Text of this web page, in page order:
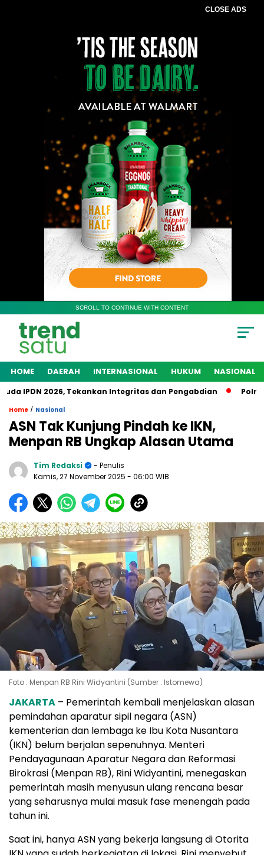
CLOSE ADS
SCROLL TO CONTINUE WITH CONTENT
HOME DAERAH INTERNASIONAL HUKUM NASIONAL
IPDN 2026, Tekankan Integritas dan Pengabdian Polres
Home / Nasional
ASN Tak Kunjung Pindah ke IKN,
Menpan RB Ungkap Alasan Utama
Tim Redaksi
- Penulis
Kamis, 27 November 2025 - 06:00 WIB
Foto : Menpan RB Rini Widyantini (Sumber : Istomewa)
JAKARTA – Pemerintah kembali menjelaskan alasan
pemindahan aparatur sipil negara (ASN)
kementerian dan lembaga ke Ibu Kota Nusantara
(IKN) belum berjalan sepenuhnya. Menteri
Pendayagunaan Aparatur Negara dan Reformasi
Birokrasi (Menpan RB), Rini Widyantini, menegaskan
pemerintah masih menyusun ulang rencana besar
yang seharusnya mulai masuk fase menengah pada
tahun ini.
Saat ini, hanya ASN yang bekerja langsung di Otorita